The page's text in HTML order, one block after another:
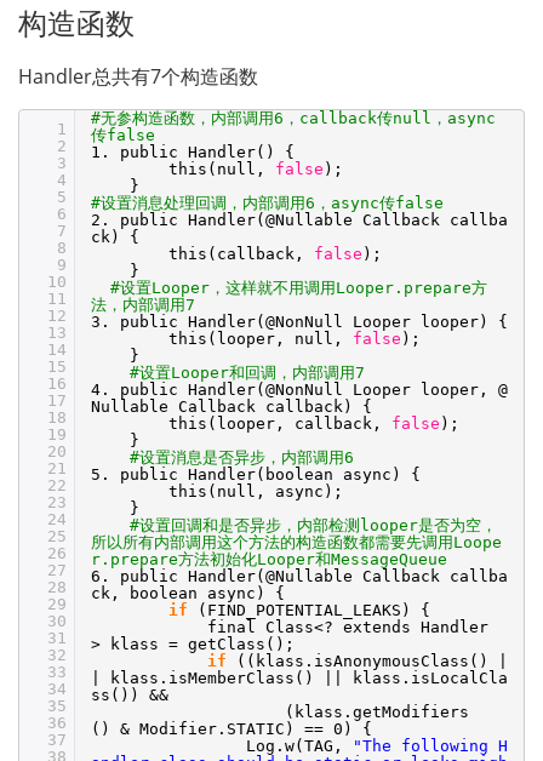
构造函数
Handler总共有7个构造函数
1
2
3
4
5
6
7
8
9
10
11
12
13
14
15
16
17
18
19
20
21
22
23
24
25
26
27
28
29
30
31
32
33
34
35
36
37
38
#无参构造函数，内部调用6，callback传null，async
传false
1. public Handler() {
this(null, false );
}
#设置消息处理回调，内部调用6，async传false
2. public Handler(@Nullable Callback callba
ck) {
this(callback, false );
}
#设置Looper，这样就不用调用Looper.prepare方
法，内部调用7
3. public Handler(@NonNull Looper looper) {
this(looper, null, false );
}
#设置Looper和回调，内部调用7
4. public Handler(@NonNull Looper looper, @
Nullable Callback callback) {
this(looper, callback, false );
}
#设置消息是否异步，内部调用6
5. public Handler(boolean async) {
this(null, async);
}
#设置回调和是否异步，内部检测looper是否为空，
所以所有内部调用这个方法的构造函数都需要先调用Loope
r.prepare方法初始化Looper和MessageQueue
6. public Handler(@Nullable Callback callba
ck, boolean async) {
if
(FIND_POTENTIAL_LEAKS) {
final Class<? extends Handler
> klass = getClass();
if
((klass.isAnonymousClass() |
| klass.isMemberClass() || klass.isLocalCla
ss()) &&
(klass.getModifiers
() & Modifier.STATIC) == 0) {
Log.w(TAG,
"The following H